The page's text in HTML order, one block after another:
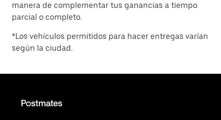
manera de complementar tus ganancias a tiempo
parcial o completo.
*Los vehículos permitidos para hacer entregas varían
según la ciudad.